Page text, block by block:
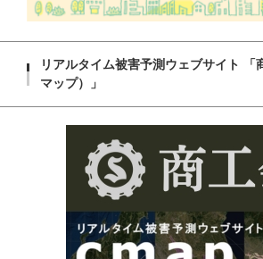
リアルタイム被害予測ウェブサイト 「
マップ）」